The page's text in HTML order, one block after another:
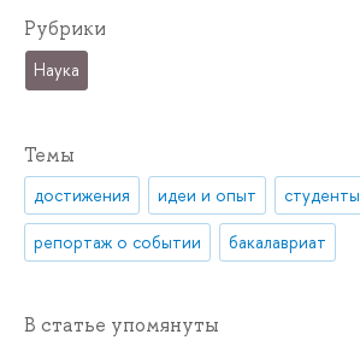
Рубрики
Наука
Темы
достижения идеи и опыт студенты
репортаж о событии бакалавриат
В статье упомянуты